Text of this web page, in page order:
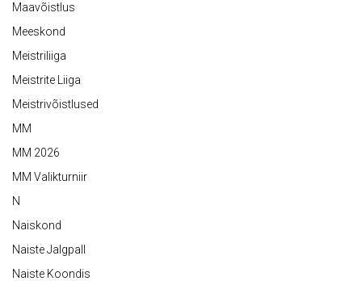
Maavõistlus
Meeskond
Meistriliiga
Meistrite Liiga
Meistrivõistlused
MM
MM 2026
MM Valikturniir
N
Naiskond
Naiste Jalgpall
Naiste Koondis